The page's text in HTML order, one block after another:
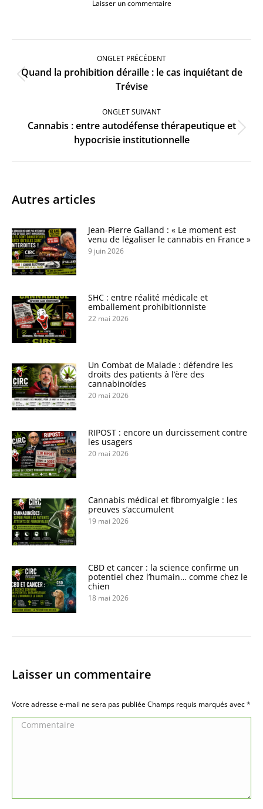
Laisser un commentaire
Navigation
ONGLET PRÉCÉDENT
Onglet
précédent
Quand la prohibition déraille : le cas inquiétant de
Trévise
ONGLET SUIVANT
Onglet
suivant
Cannabis : entre autodéfense thérapeutique et
hypocrisie institutionnelle
Autres articles
Jean-Pierre Galland : « Le moment est
venu de légaliser le cannabis en France »
9 juin 2026
SHC : entre réalité médicale et
emballement prohibitionniste
22 mai 2026
Un Combat de Malade : défendre les
droits des patients à l’ère des
cannabinoïdes
20 mai 2026
RIPOST : encore un durcissement contre
les usagers
20 mai 2026
Cannabis médical et fibromyalgie : les
preuves s’accumulent
19 mai 2026
CBD et cancer : la science confirme un
potentiel chez l’humain… comme chez le
chien
18 mai 2026
Laisser un commentaire
Votre adresse e-mail ne sera pas publiée Champs requis marqués avec*
Commentaire